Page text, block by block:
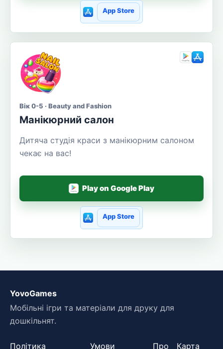
App Store
Вік 0-5 · Beauty and Fashion
Манікюрний салон
Дитяча студія краси з манікюрним салоном
чекає на вас!
Play on Google Play
App Store
YovoGames
Мобільні ігри та матеріали для друку для
дошкільнят.
Політика Умови Про Карта